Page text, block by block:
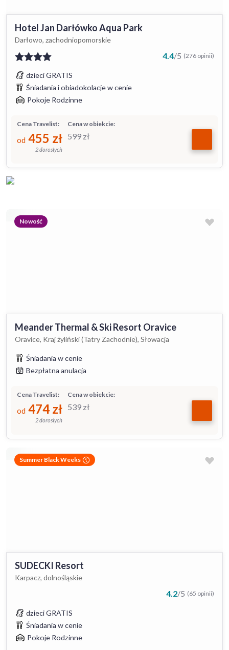
Hotel Jan Darłówko Aqua Park
Darłowo, zachodniopomorskie
4.4/5 (276 opinii)
dzieci GRATIS
Śniadania i obiadokolacje w cenie
Pokoje Rodzinne
Cena w obiekcie:
599 zł
Cena Travelist:
od 455 zł
2 dorosłych
Nowość
Meander Thermal & Ski Resort Oravice
Oravice, Kraj żyliński (Tatry Zachodnie), Słowacja
Śniadania w cenie
Bezpłatna anulacja
Cena w obiekcie:
539 zł
Cena Travelist:
od 474 zł
2 dorosłych
Summer Black Weeks
SUDECKI Resort
Karpacz, dolnośląskie
4.2/5 (65 opinii)
dzieci GRATIS
Śniadania w cenie
Pokoje Rodzinne